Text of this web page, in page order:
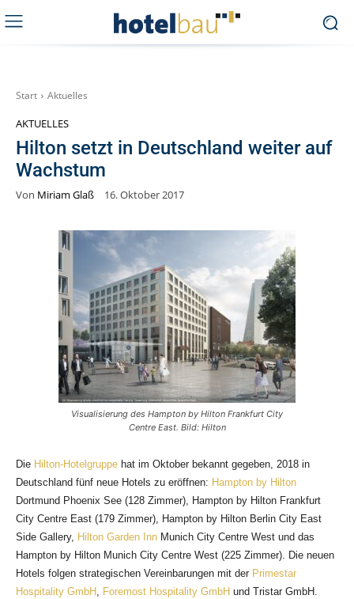
Start Aktuelles
AKTUELLES
Hilton setzt in Deutschland weiter auf
Wachstum
Von Miriam Glaß 16. Oktober 2017
Visualisierung des Hampton by Hilton Frankfurt City
Centre East. Bild: Hilton
Die Hilton-Hotelgruppe hat im Oktober bekannt gegeben, 2018 in
Deutschland fünf neue Hotels zu eröffnen: Hampton by Hilton
Dortmund Phoenix See (128 Zimmer), Hampton by Hilton Frankfurt
City Centre East (179 Zimmer), Hampton by Hilton Berlin City East
Side Gallery, Hilton Garden Inn Munich City Centre West und das
Hampton by Hilton Munich City Centre West (225 Zimmer). Die neuen
Hotels folgen strategischen Vereinbarungen mit der Primestar
Hospitality GmbH , Foremost Hospitality GmbH und Tristar GmbH.